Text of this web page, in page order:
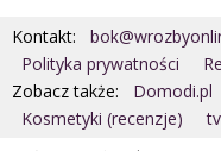
Pieniądze i dobrobyt
Doradztwo duchowe
Wróżby ogólne
Numerologia
Kontakt:
Polityka prywatności
Zobacz także:
Domodi.pl
Kosmetyki (recenzje)